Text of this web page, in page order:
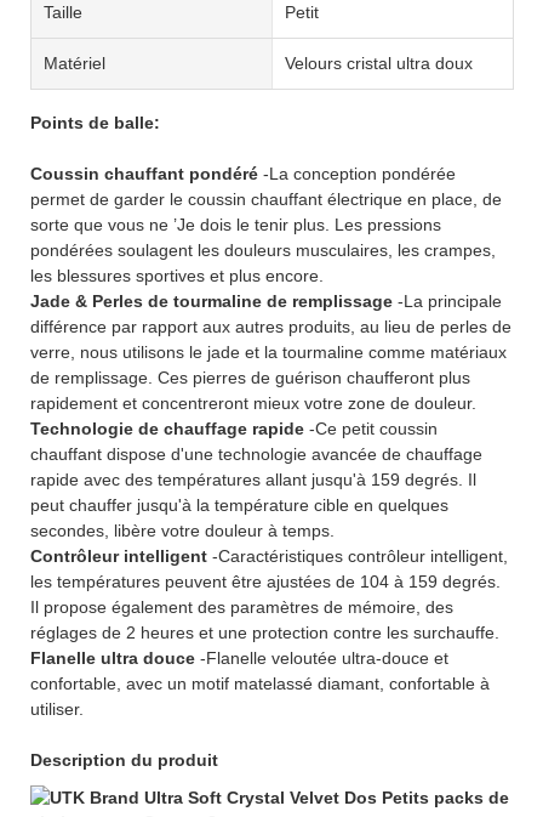
Taille Petit
Matériel Velours cristal ultra doux
Points de balle:
Coussin chauffant pondéré -La conception pondérée
permet de garder le coussin chauffant électrique en place, de
sorte que vous ne ’Je dois le tenir plus. Les pressions
pondérées soulagent les douleurs musculaires, les crampes,
les blessures sportives et plus encore.
Jade & Perles de tourmaline de remplissage -La principale
différence par rapport aux autres produits, au lieu de perles de
verre, nous utilisons le jade et la tourmaline comme matériaux
de remplissage. Ces pierres de guérison chaufferont plus
rapidement et concentreront mieux votre zone de douleur.
Technologie de chauffage rapide -Ce petit coussin
chauffant dispose d'une technologie avancée de chauffage
rapide avec des températures allant jusqu'à 159 degrés. Il
peut chauffer jusqu'à la température cible en quelques
secondes, libère votre douleur à temps.
Contrôleur intelligent -Caractéristiques contrôleur intelligent,
les températures peuvent être ajustées de 104 à 159 degrés.
Il propose également des paramètres de mémoire, des
réglages de 2 heures et une protection contre les surchauffe.
Flanelle ultra douce -Flanelle veloutée ultra-douce et
confortable, avec un motif matelassé diamant, confortable à
utiliser.
Description du produit